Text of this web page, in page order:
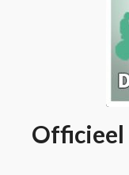
Officieel